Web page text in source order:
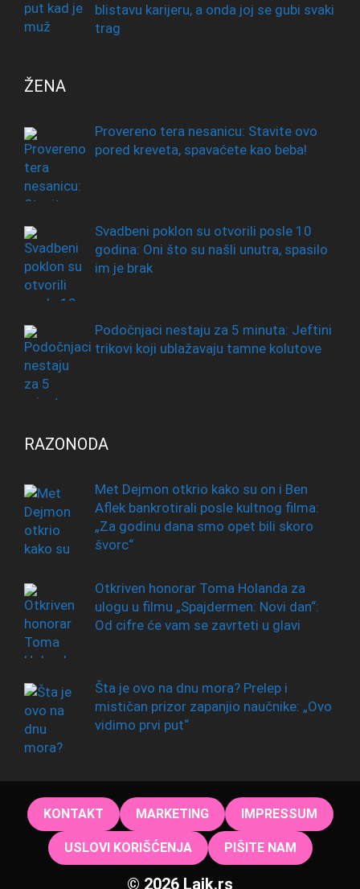
blistavu karijeru, a onda joj se gubi svaki
trag
ŽENA
Provereno tera nesanicu: Stavite ovo
pored kreveta, spavaćete kao beba!
Svadbeni poklon su otvorili posle 10
godina: Oni što su našli unutra, spasilo
im je brak
Podočnjaci nestaju za 5 minuta: Jeftini
trikovi koji ublažavaju tamne kolutove
RAZONODA
Met Dejmon otkrio kako su on i Ben
Aflek bankrotirali posle kultnog filma:
„Za godinu dana smo opet bili skoro
švorc“
Otkriven honorar Toma Holanda za
ulogu u filmu „Spajdermen: Novi dan“:
Od cifre će vam se zavrteti u glavi
Šta je ovo na dnu mora? Prelep i
mističan prizor zapanjio naučnike: „Ovo
vidimo prvi put“
KONTAKT MARKETING IMPRESSUM
USLOVI KORIŠĆENJA PIŠITE NAM
© 2026 Lajk.rs